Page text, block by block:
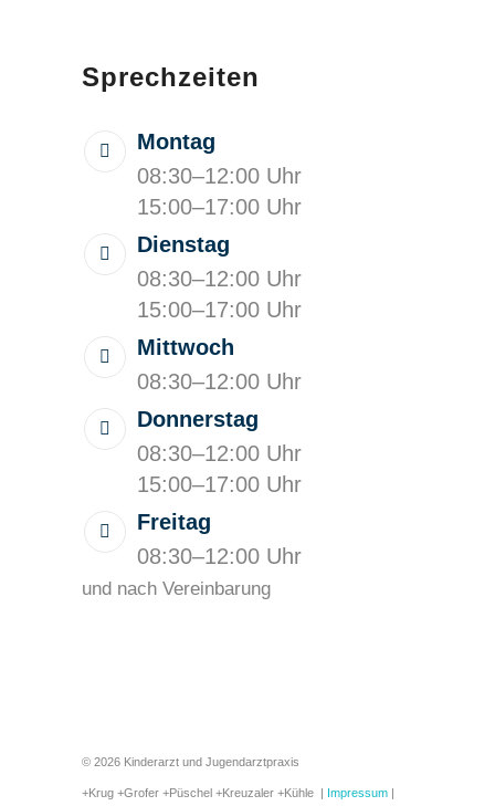
Sprechzeiten
Montag
08:30–12:00 Uhr
15:00–17:00 Uhr
Dienstag
08:30–12:00 Uhr
15:00–17:00 Uhr
Mittwoch
08:30–12:00 Uhr
Donnerstag
08:30–12:00 Uhr
15:00–17:00 Uhr
Freitag
08:30–12:00 Uhr
und nach Vereinbarung
© 2026 Kinderarzt und Jugendarztpraxis
+Krug +Grofer +Püschel +Kreuzaler +Kühle | Impressum |